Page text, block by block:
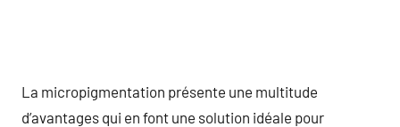
La micropigmentation présente une multitude
d’avantages qui en font une solution idéale pour